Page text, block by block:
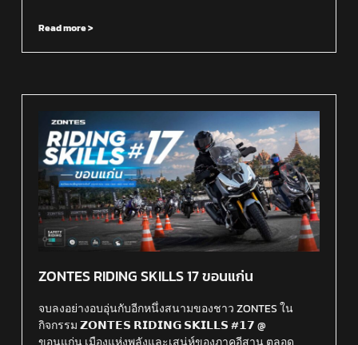
Read more >
ZONTES RIDING SKILLS 17 ขอนแก่น
จบลงอย่างอบอุ่นกับอีกหนึ่งสนามของชาว ZONTES ใน
กิจกรรม 𝗭𝗢𝗡𝗧𝗘𝗦 𝗥𝗜𝗗𝗜𝗡𝗚 𝗦𝗞𝗜𝗟𝗟𝗦 #𝟭𝟳 @